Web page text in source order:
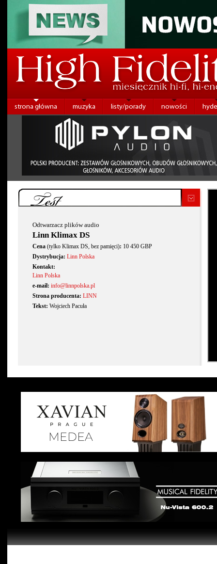
strona główna muzyka listy/porady nowości
Test
Odtwarzacz plików audio
Linn Klimax DS
Cena (tylko Klimax DS, bez pamięci): 10 450 GBP
Dystrybucja: Linn Polska
Kontakt:
Linn Polska
e-mail: info@linnpolska.pl
Strona producenta: LINN
Tekst: Wojciech Pacuła